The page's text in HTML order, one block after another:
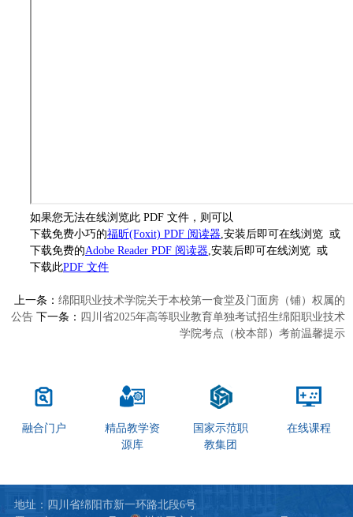
如果您无法在线浏览此 PDF 文件，则可以
下载免费小巧的福昕(Foxit) PDF 阅读器 ,安装后即可在线浏览 或
下载免费的Adobe Reader PDF 阅读器 ,安装后即可在线浏览 或
下载此PDF 文件
上一条： 绵阳职业技术学院关于本校第一食堂及门面房（铺）权属的
公告 下一条： 四川省2025年高等职业教育单独考试招生绵阳职业技术
学院考点（校本部）考前温馨提示
融合门户
精品教学资
源库
国家示范职
教集团
在线课程
地址：四川省绵阳市新一环路北段6号